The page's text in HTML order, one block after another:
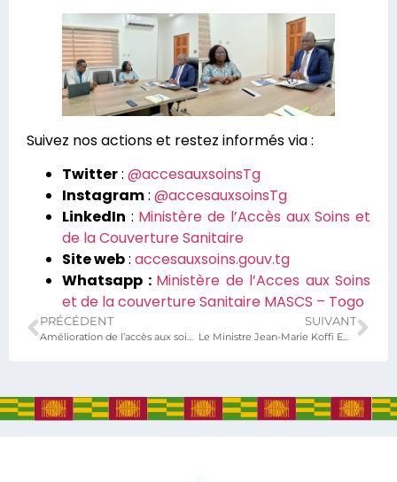
Suivez nos actions et restez informés via :
Twitter: @accesauxsoinsTg
Instagram: @accesauxsoinsTg
LinkedIn : Ministère de l’Accès aux Soins et
de la Couverture Sanitaire
Site web: accesauxsoins.gouv.tg
Whatsapp : Ministère de l’Acces aux Soins
et de la couverture Sanitaire MASCS – Togo
PRÉCÉDENT
Amélioration de l’accès aux soins : le Ministre de l’Accès aux Soins et de la Couverture Sanitaire a reçu la Représentante-Résidente de l’UNICEF au Togo
SUIVANT
Le Ministre Jean-Marie Koffi Ewonoulé TESSI reçoit le nouveau bureau du Conseil de l’Ordre National des chirurgiens-dentistes du Togo